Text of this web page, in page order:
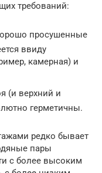
требований:
просушенные
ввиду
камерная) и
(и верхний и
герметичны.
редко бывает
пары
с более высоким